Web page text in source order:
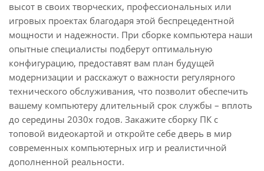
высот в своих творческих, профессиональных или
игровых проектах благодаря этой беспрецедентной
мощности и надежности. При сборке компьютера наши
опытные специалисты подберут оптимальную
конфигурацию, предоставят вам план будущей
модернизации и расскажут о важности регулярного
технического обслуживания, что позволит обеспечить
вашему компьютеру длительный срок службы – вплоть
до середины 2030х годов. Закажите сборку ПК с
топовой видеокартой и откройте себе дверь в мир
современных компьютерных игр и реалистичной
дополненной реальности.